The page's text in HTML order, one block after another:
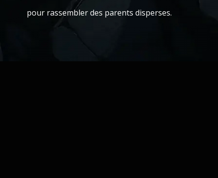
pour rassembler des parents disperses.